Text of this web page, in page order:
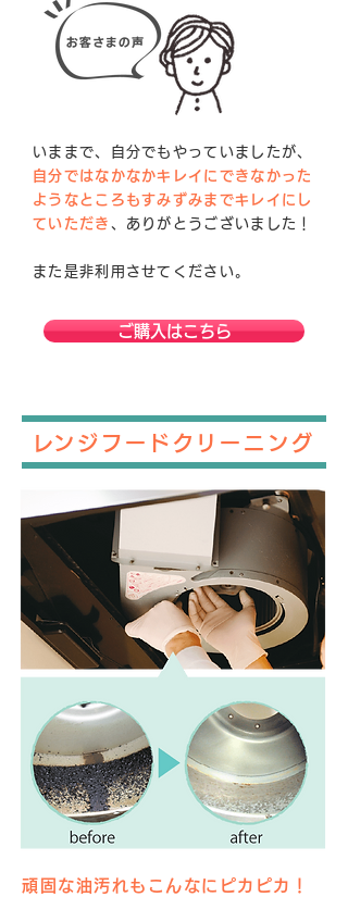
いままで、自分でもやっていましたが、
自分ではなかなかキレイにできなかった
ようなところもすみずみまでキレイにし
ていただき 、ありがとうございました！
また是非利用させてください。
ご購入はこちら
​レンジフードクリーニング
頑固な油汚れもこんなにピカピカ！